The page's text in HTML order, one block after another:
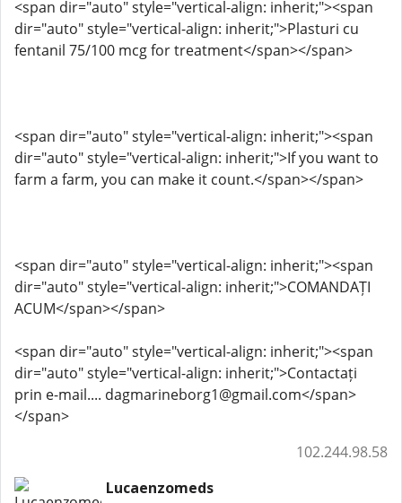
<span dir="auto" style="vertical-align: inherit;"><span
dir="auto" style="vertical-align: inherit;">Plasturi cu
fentanil 75/100 mcg for treatment</span></span>
<span dir="auto" style="vertical-align: inherit;"><span
dir="auto" style="vertical-align: inherit;">If you want to
farm a farm, you can make it count.</span></span>
<span dir="auto" style="vertical-align: inherit;"><span
dir="auto" style="vertical-align: inherit;">COMANDAȚI
ACUM</span></span>
<span dir="auto" style="vertical-align: inherit;"><span
dir="auto" style="vertical-align: inherit;">Contactați
prin e-mail.... dagmarineborg1@gmail.com</span>
</span>
102.244.98.58
Lucaenzomeds